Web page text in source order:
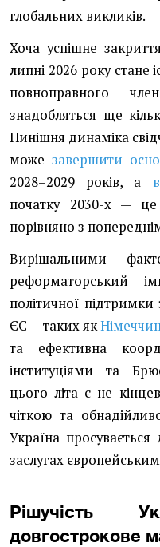
глобальних викликів.
Хоча успішне
липні 2026 року
повноправного
знадобляться ще
Нинішня динаміка
може завершити
2028–2029 років, а
початку 2030-х —
порівняно з
Вирішальними
реформаторський
політичної
ЄС — таких як
та ефективна
інституціями та
цього літа є не
чіткою та
Україна
заслугах
Рішучість
довгострокове